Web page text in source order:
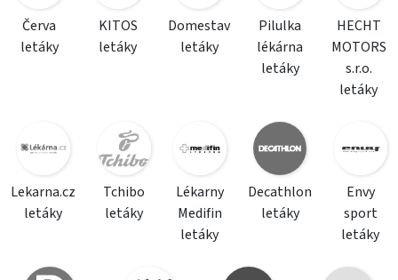
Červa
letáky
KITOS
letáky
Domestav
letáky
Pilulka
lékárna
letáky
HECHT
MOTORS
s.r.o.
letáky
Lekarna.cz
letáky
Tchibo
letáky
Lékarny
Medifin
letáky
Decathlon
letáky
Envy
sport
letáky